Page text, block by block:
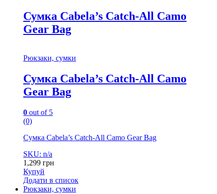
Сумка Cabela’s Catch-All Camo
Gear Bag
Рюкзаки, сумки
Сумка Cabela’s Catch-All Camo
Gear Bag
0 out of 5
(0)
Сумка Cabela’s Catch-All Camo Gear Bag
SKU: n/a
1,299 грн
Купуй
Додати в список
Рюкзаки, сумки